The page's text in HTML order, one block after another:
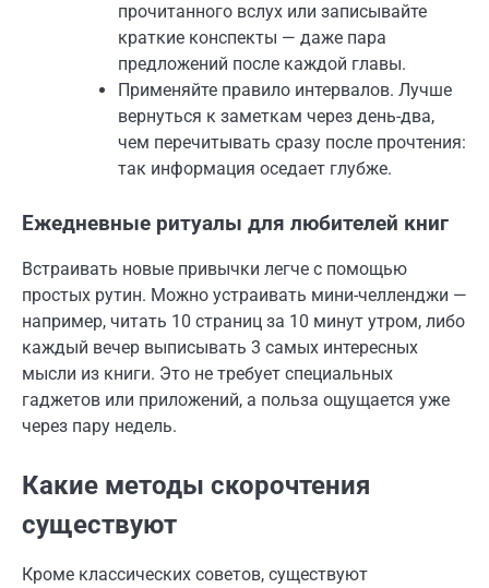
прочитанного вслух или записывайте
краткие конспекты — даже пара
предложений после каждой главы.
Применяйте правило интервалов. Лучше
вернуться к заметкам через день-два,
чем перечитывать сразу после прочтения:
так информация оседает глубже.
Ежедневные ритуалы для любителей книг
Встраивать новые привычки легче с помощью
простых рутин. Можно устраивать мини-челленджи —
например, читать 10 страниц за 10 минут утром, либо
каждый вечер выписывать 3 самых интересных
мысли из книги. Это не требует специальных
гаджетов или приложений, а польза ощущается уже
через пару недель.
Какие методы скорочтения
существуют
Кроме классических советов, существуют